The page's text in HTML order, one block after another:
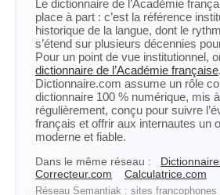
Le dictionnaire de l’Académie
place à part : c’est la référence
historique de la langue, dont le
s’étend sur plusieurs décennies
Pour un point de vue institutionnel,
dictionnaire de l’Académie française
Dictionnaire.com assume un rôle
dictionnaire 100 % numérique, mis
régulièrement, conçu pour suivre
français et offrir aux internautes un
moderne et fiable.
Dans le même réseau :
Correcteur.com
Calculatrice.com
Réseau Semantiak : sites